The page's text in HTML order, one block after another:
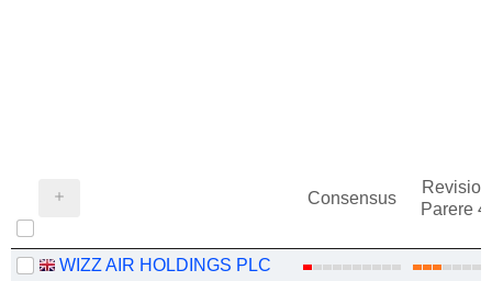
Consensus
Parere
WIZZ AIR HOLDINGS PLC